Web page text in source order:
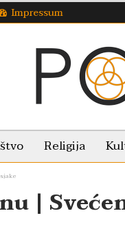
Impressum
Religija
|